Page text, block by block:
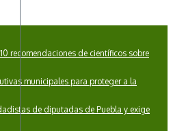
recomendaciones de científicos sobre
municipales para proteger a la
de diputadas de Puebla y exige